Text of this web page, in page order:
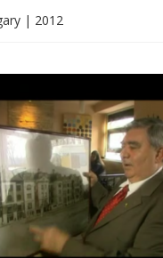
| 2012